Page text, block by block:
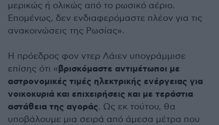
μερικώς ή ολικώς από το ρωσικό αέριο.
Επομένως, δεν ενδιαφερόμαστε πλέον για τις
ανακοινώσεις της Ρωσίας».
Η πρόεδρος φον ντερ Λάιεν υπογράμμισε
επίσης ότι «βρισκόμαστε αντιμέτωποι με
αστρονομικές τιμές ηλεκτρικής ενέργειας για
νοικοκυριά και επιχειρήσεις και με τεράστια
αστάθεια της αγοράς. Ως εκ τούτου, θα
υποβάλουμε μια σειρά από άμεσα μέτρα που